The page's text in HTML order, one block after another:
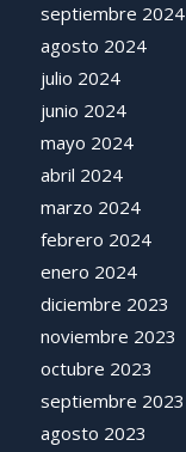
septiembre 2024
agosto 2024
julio 2024
junio 2024
mayo 2024
abril 2024
marzo 2024
febrero 2024
enero 2024
diciembre 2023
noviembre 2023
octubre 2023
septiembre 2023
agosto 2023